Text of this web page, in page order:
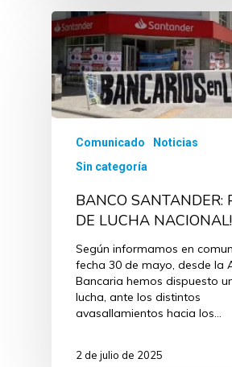
Comunicado
Noticias
Sin categoría
BANCO SANTANDER:
DE LUCHA
Según informamos en
fecha 30 de mayo, desde la
Bancaria hemos dispuesto
lucha, ante los distintos
avasallamientos hacia los…
2 de julio de 2025